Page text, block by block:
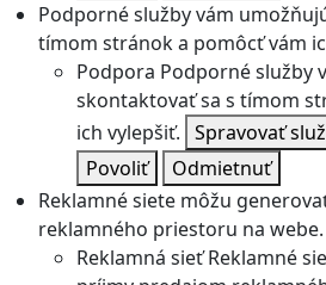
Podporné služby vám
tímom stránok a pomôcť vám
Podpora Podporné služby
skontaktovať sa s tímom
ich vylepšiť. Spravovať
Povoliť
Odmietnuť
Reklamné siete môžu
reklamného priestoru na webe.
Reklamná sieť Reklamné